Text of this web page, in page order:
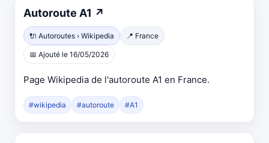
Autoroute A1 ↗
🔌 Autoroutes › Wikipedia 📍 France
📅 Ajouté le 16/05/2026
Page Wikipedia de l'autoroute A1 en France.
#wikipedia #autoroute #A1